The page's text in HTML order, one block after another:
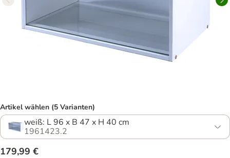
Artikel wählen (5 Varianten)
weiß: L 96 x B 47 x H 40 cm
1961423.2
179,99 €